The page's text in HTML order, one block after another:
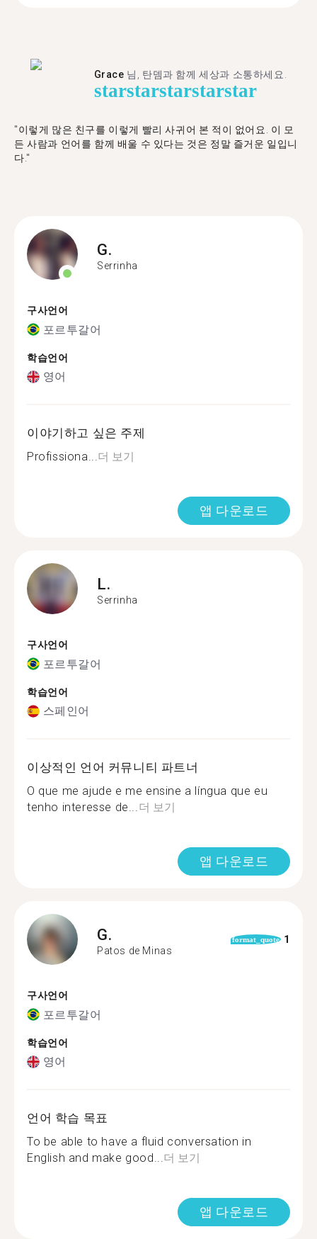
Grace 님, 탄뎀과 함께 세상과 소통하세요.
starstarstarstarstar
"이렇게 많은 친구를 이렇게 빨리 사귀어 본 적이 없어요. 이 모
든 사람과 언어를 함께 배울 수 있다는 것은 정말 즐거운 일입니
다."
G.
Serrinha
구사언어
포르투갈어
학습언어
영어
이야기하고 싶은 주제
Profissiona...더 보기
앱 다운로드
L.
Serrinha
구사언어
포르투갈어
학습언어
스페인어
이상적인 언어 커뮤니티 파트너
O que me ajude e me ensine a língua que eu
tenho interesse de...더 보기
앱 다운로드
G.
Patos de Minas
format_quote 1
구사언어
포르투갈어
학습언어
영어
언어 학습 목표
To be able to have a fluid conversation in
English and make good...더 보기
앱 다운로드